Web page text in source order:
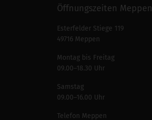
Öffnungszeiten Meppen
Esterfelder Stiege 119
49716 Meppen
Montag bis Freitag
09.00–18.30 Uhr
Samstag
09.00–16.00 Uhr
Telefon Meppen